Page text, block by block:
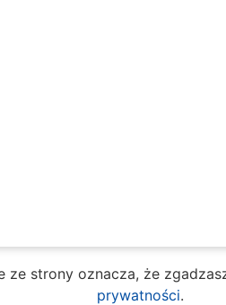
strony oznacza, że
prywatności.